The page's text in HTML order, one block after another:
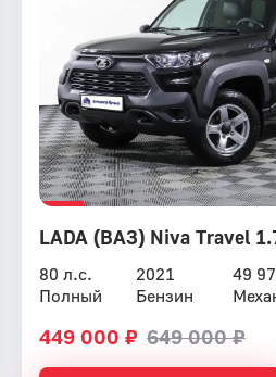
LADA (ВАЗ) Niva Travel
80 л.с. 2021
49
Полный
Бензин
449 000 ₽ 649 000 ₽